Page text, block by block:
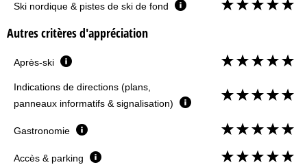
Ski nordique & pistes de ski de fond
Autres critères d'appréciation
Après-ski
Indications de directions (plans,
panneaux informatifs & signalisation)
Gastronomie
Accès & parking